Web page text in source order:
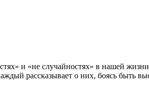
и «не случайностях» в нашей
рассказывает о них, боясь быть